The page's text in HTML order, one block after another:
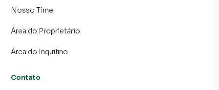
Nosso Time
Área do Proprietário
Área do Inquilino
Contato